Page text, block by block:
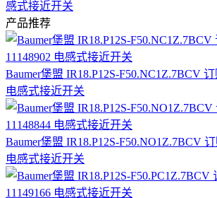
感式接近开关
产品推荐
Baumer堡盟 IR18.P12S-F50.NC1Z.7BCV
电感式接近开关
Baumer堡盟 IR18.P12S-F50.NO1Z.7BCV
电感式接近开关